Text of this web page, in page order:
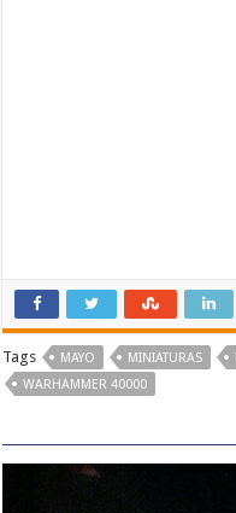
Tags MAYO MINIATURAS
WARHAMMER 40000